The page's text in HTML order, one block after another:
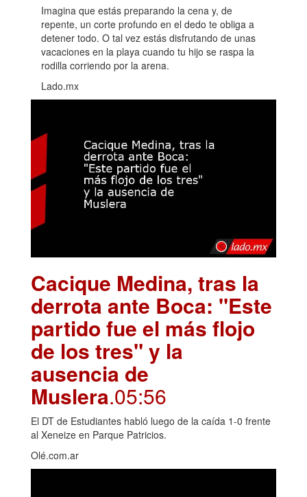
Imagina que estás preparando la cena y, de
repente, un corte profundo en el dedo te obliga a
detener todo. O tal vez estás disfrutando de unas
vacaciones en la playa cuando tu hijo se raspa la
rodilla corriendo por la arena.
Lado.mx
Cacique Medina, tras la
derrota ante Boca: "Este
partido fue el más flojo
de los tres" y la
ausencia de
Muslera.05:56
El DT de Estudiantes habló luego de la caída 1-0 frente
al Xeneize en Parque Patricios.
Olé.com.ar